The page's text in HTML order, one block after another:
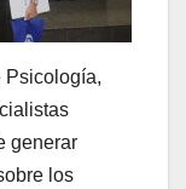
Psicología,
generar
los